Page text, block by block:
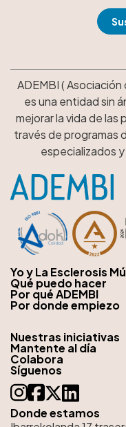
ADEMBI (
es una entidad sin
mejorar la vida de las
través de programas
especializados
Yo y La Esclerosis
Qué puedo hacer
Por qué ADEMBI
Por donde empiezo
Donde estamos
Nuestras iniciativas
Mantente al día
Colabora
Síguenos